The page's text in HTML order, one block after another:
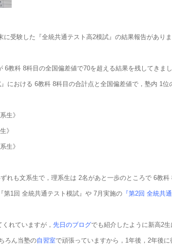
受験した『全統共通テスト高2模試』の結果報告がありま
教科 8科目の全国偏差値で70を超える結果を残してきまし
における 6教科 8科目の合計点と全国偏差値で，塾内 1
生》
》
生》
れも文系生で，理系生は 2名があと一歩のところで 6教科
第1回 全統共通テスト模試』や 7月実施の『第2回 全統共通
れていますが， 先日のブログでも紹介したように新高2生
ろん当塾の自習室で頑張っていますから，1年後，2年後